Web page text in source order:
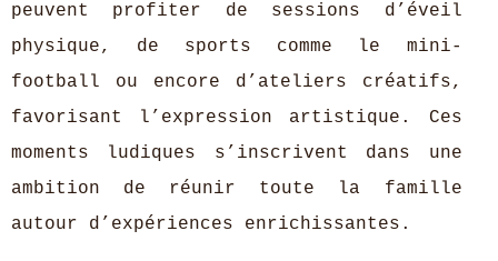
peuvent profiter de sessions d’éveil
physique, de sports comme le mini-
football ou encore d’ateliers créatifs,
favorisant l’expression artistique. Ces
moments ludiques s’inscrivent dans une
ambition de réunir toute la famille
autour d’expériences enrichissantes.